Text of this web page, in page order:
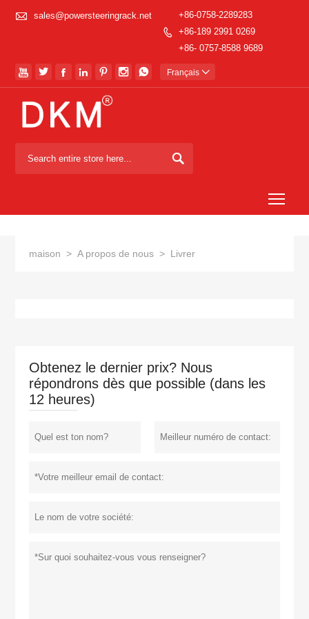
 sales@powersteeringrack.net

+86-0758-2289283
+86-189 2991 0269
+86- 0757-8588 9689
       Français 

maison > A propos de nous > Livrer
Obtenez le dernier prix? Nous
répondrons dès que possible (dans les
12 heures)